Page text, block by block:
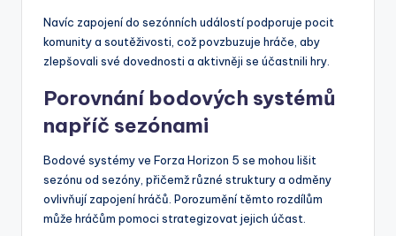
Navíc zapojení do sezónních událostí podporuje pocit
komunity a soutěživosti, což povzbuzuje hráče, aby
zlepšovali své dovednosti a aktivněji se účastnili hry.
Porovnání bodových systémů
napříč sezónami
Bodové systémy ve Forza Horizon 5 se mohou lišit
sezónu od sezóny, přičemž různé struktury a odměny
ovlivňují zapojení hráčů. Porozumění těmto rozdílům
může hráčům pomoci strategizovat jejich účast.